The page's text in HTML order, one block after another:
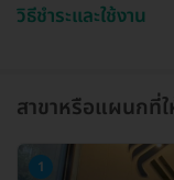
วิธีชำระและใช้งาน
สาขาหรือแผนกที่
1